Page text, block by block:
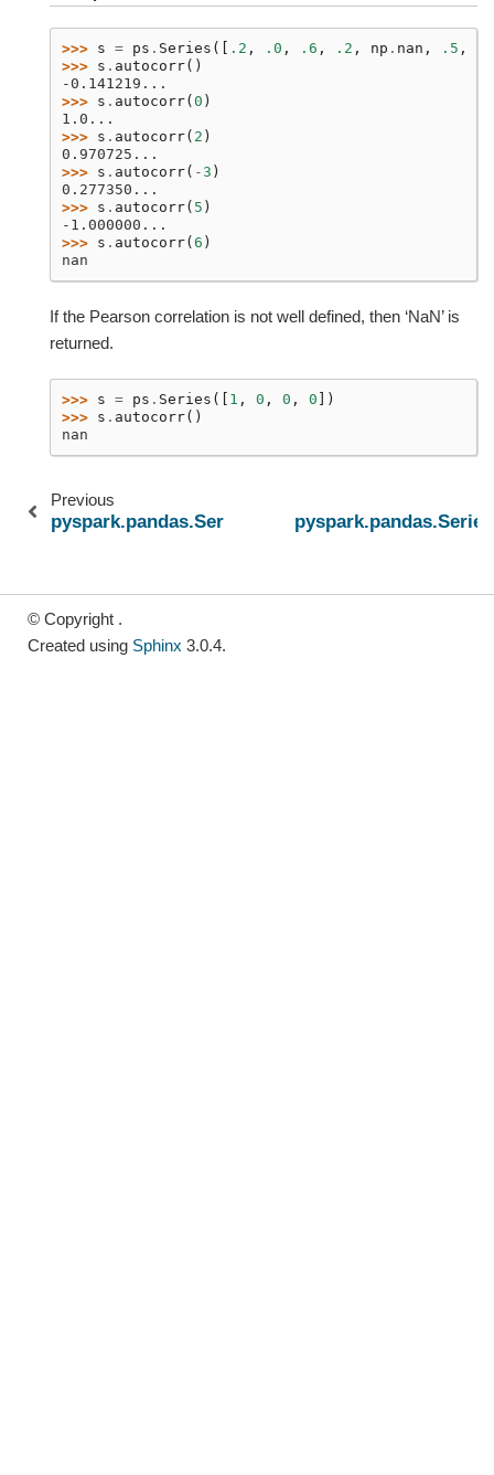
>>> s = ps . Series ([ .2 , .0 , .6 , .2 , np . nan , .5 ,
>>> s . autocorr()
-0.141219...
>>> s . autocorr( 0 )
1.0...
>>> s . autocorr( 2 )
0.970725...
>>> s . autocorr( -3 )
0.277350...
>>> s . autocorr( 5 )
-1.000000...
>>> s . autocorr( 6 )
nan
If the Pearson correlation is not well defined, then ‘NaN’ is
returned.
>>> s = ps . Series ([ 1 , 0 , 0 , 0 ])
>>> s . autocorr()
nan
Previous
pyspark.pandas.Series.any
© Copyright .
Created using Sphinx 3.0.4.